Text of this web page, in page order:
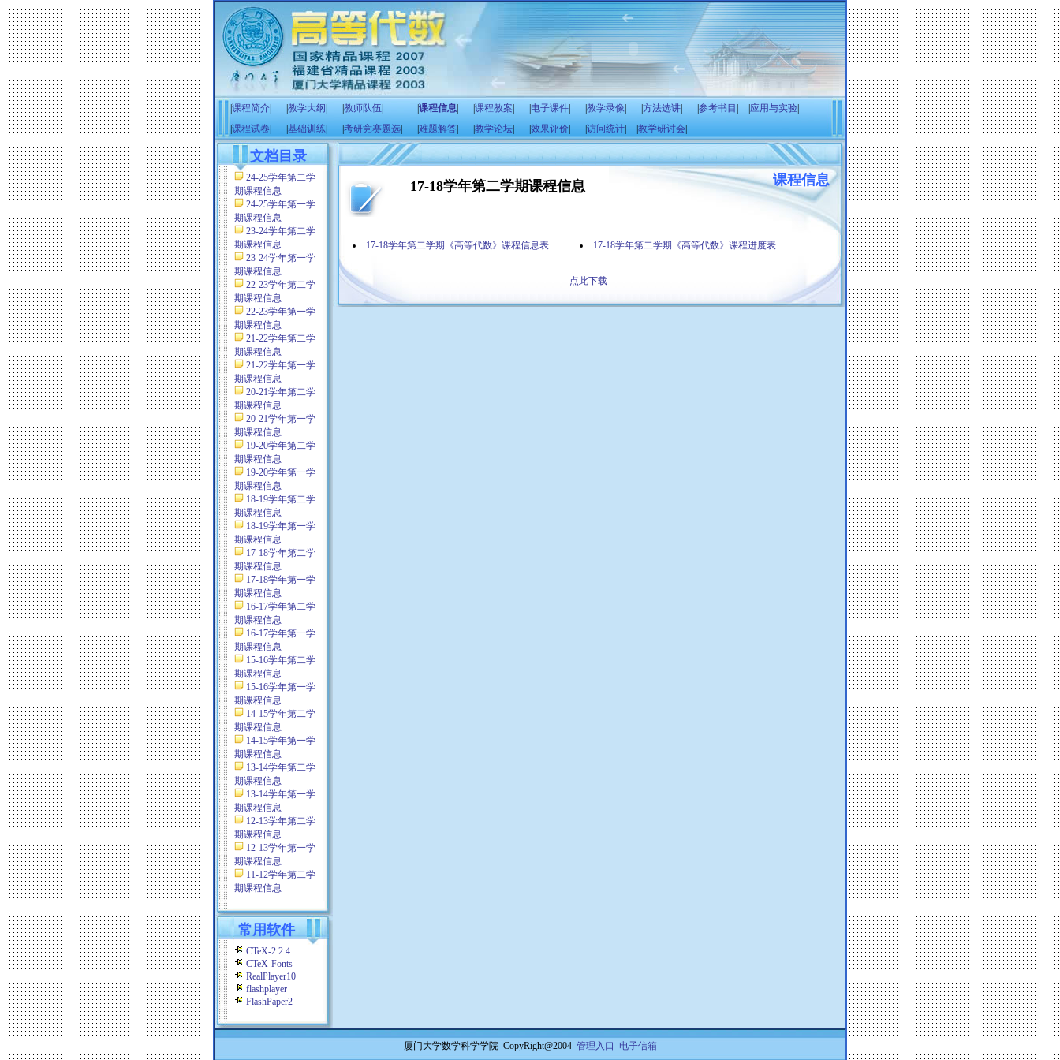
课程简介 教学大纲 教师队伍 课程信息 课程教案 电子课件 教学录像 方法选讲 参考书目 应用与实验
课程试卷 基础训练 考研竞赛题选 难题解答 教学论坛 效果评价 访问统计 教学研讨会
文档目录
24-25学年第二学
期课程信息
24-25学年第一学
期课程信息
23-24学年第二学
期课程信息
23-24学年第一学
期课程信息
22-23学年第二学
期课程信息
22-23学年第一学
期课程信息
21-22学年第二学
期课程信息
21-22学年第一学
期课程信息
20-21学年第二学
期课程信息
20-21学年第一学
期课程信息
19-20学年第二学
期课程信息
19-20学年第一学
期课程信息
18-19学年第二学
期课程信息
18-19学年第一学
期课程信息
17-18学年第二学
期课程信息
17-18学年第一学
期课程信息
16-17学年第二学
期课程信息
16-17学年第一学
期课程信息
15-16学年第二学
期课程信息
15-16学年第一学
期课程信息
14-15学年第二学
期课程信息
14-15学年第一学
期课程信息
13-14学年第二学
期课程信息
13-14学年第一学
期课程信息
12-13学年第二学
期课程信息
12-13学年第一学
期课程信息
11-12学年第二学
期课程信息
常用软件
CTeX-2.2.4
CTeX-Fonts
RealPlayer10
flashplayer
FlashPaper2
17-18学年第二学期课程信息 课程信息
17-18学年第二学期《高等代数》课程信息表 17-18学年第二学期《高等代数》课程进度表
点此下载
厦门大学数学科学学院 CopyRight@2004 管理入口 电子信箱